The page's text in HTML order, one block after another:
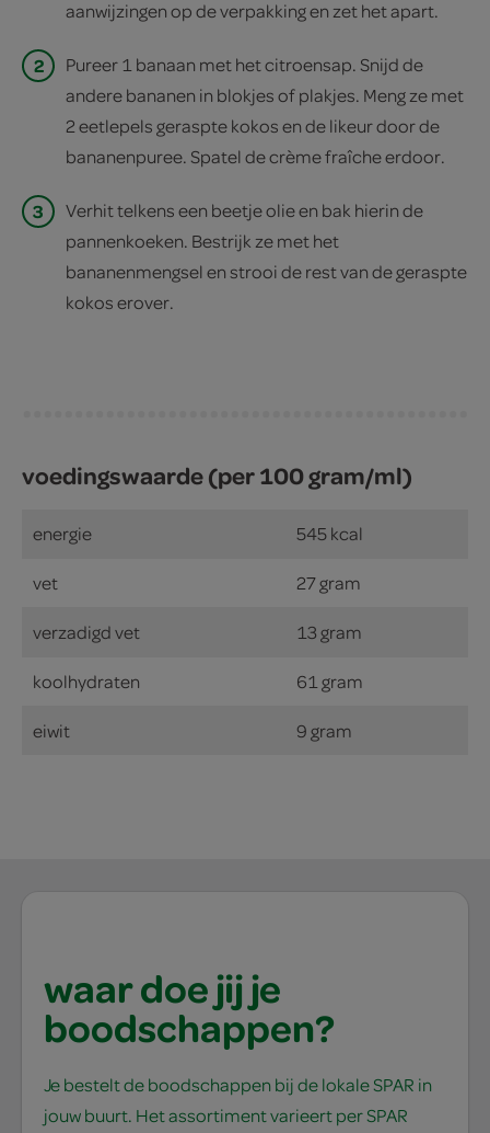
aanwijzingen op de verpakking en zet het apart.
2
Pureer 1 banaan met het citroensap. Snijd de
andere bananen in blokjes of plakjes. Meng ze met
2 eetlepels geraspte kokos en de likeur door de
bananenpuree. Spatel de crème fraîche erdoor.
3
Verhit telkens een beetje olie en bak hierin de
pannenkoeken. Bestrijk ze met het
bananenmengsel en strooi de rest van de geraspte
kokos erover.
voedingswaarde (per 100 gram/ml)
energie 545 kcal
vet 27 gram
verzadigd vet 13 gram
koolhydraten 61 gram
eiwit 9 gram
waar doe jij je
boodschappen?
Je bestelt de boodschappen bij de lokale SPAR in
jouw buurt. Het assortiment varieert per SPAR